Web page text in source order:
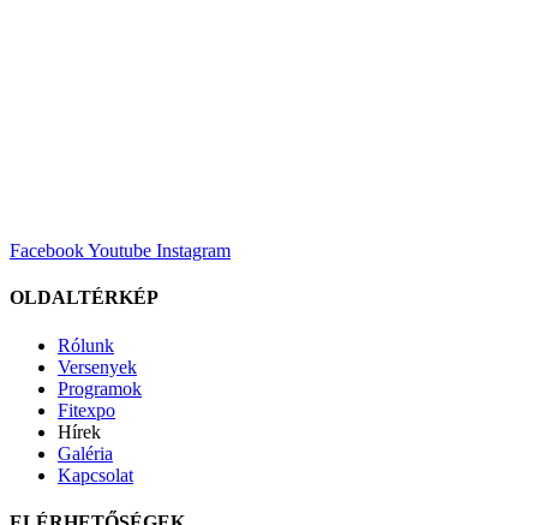
FacebookYoutube Instagram
OLDALTÉRKÉP
Rólunk
Versenyek
Programok
Fitexpo
Hírek
Galéria
Kapcsolat